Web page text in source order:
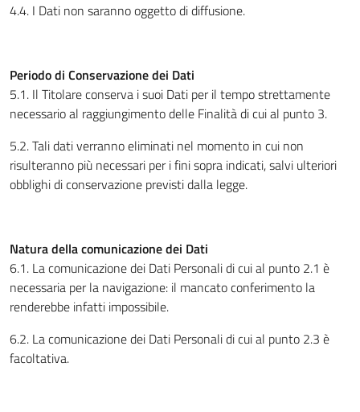
4.4. I Dati non saranno oggetto di diffusione.
Periodo di Conservazione dei Dati
5.1. Il Titolare conserva i suoi Dati per il tempo strettamente
necessario al raggiungimento delle Finalità di cui al punto 3.
5.2. Tali dati verranno eliminati nel momento in cui non
risulteranno più necessari per i fini sopra indicati, salvi ulteriori
obblighi di conservazione previsti dalla legge.
Natura della comunicazione dei Dati
6.1. La comunicazione dei Dati Personali di cui al punto 2.1 è
necessaria per la navigazione: il mancato conferimento la
renderebbe infatti impossibile.
6.2. La comunicazione dei Dati Personali di cui al punto 2.3 è
facoltativa.